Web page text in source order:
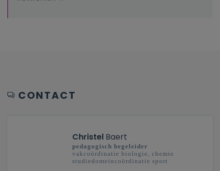
CONTACT
Christel Baert
pedagogisch begeleider
vakcoördinatie biologie, chemie
studiedomeincoördinatie sport